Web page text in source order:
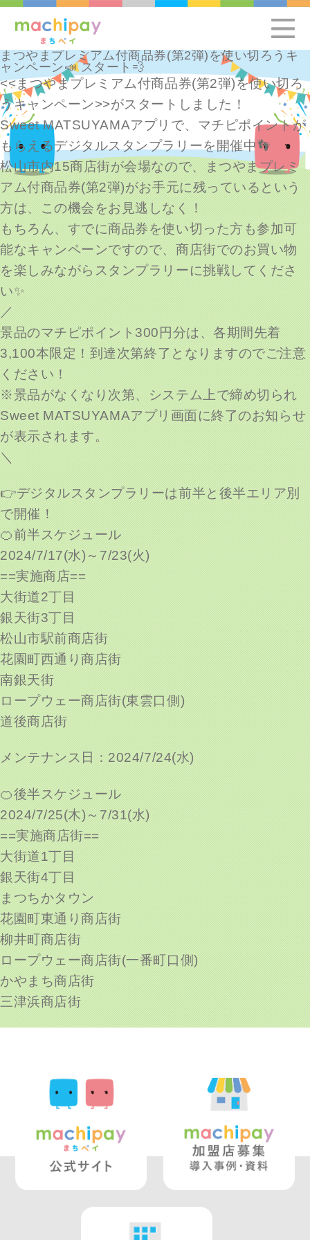
まつやまプレミアム付商品券(第2弾)を使い切ろうキ
ャンペーン📣 スタート💨
<<まつやまプレミアム付商品券(第2弾)を使い切ろ
うキャンペーン>>がスタートしました！
Sweet MATSUYAMAアプリで、マチピポイントが
もらえるデジタルスタンプラリーを開催中👣
松山市内15商店街が会場なので、まつやまプレミ
アム付商品券(第2弾)がお手元に残っているという
方は、この機会をお見逃しなく！
もちろん、すでに商品券を使い切った方も参加可
能なキャンペーンですので、商店街でのお買い物
を楽しみながらスタンプラリーに挑戦してくださ
い✨
／
景品のマチピポイント300円分は、各期間先着
3,100本限定！到達次第終了となりますのでご注意
ください！
※景品がなくなり次第、システム上で締め切られ
Sweet MATSUYAMAアプリ画面に終了のお知らせ
が表示されます。
＼
👉デジタルスタンプラリーは前半と後半エリア別
で開催！
🍊前半スケジュール
2024/7/17(水)～7/23(火)
==実施商店==
大街道2丁目
銀天街3丁目
松山市駅前商店街
花園町西通り商店街
南銀天街
ロープウェー商店街(東雲口側)
道後商店街
メンテナンス日：2024/7/24(水)
🍊後半スケジュール
2024/7/25(木)～7/31(水)
==実施商店街==
大街道1丁目
銀天街4丁目
まつちかタウン
花園町東通り商店街
柳井町商店街
ロープウェー商店街(一番町口側)
かやまち商店街
三津浜商店街